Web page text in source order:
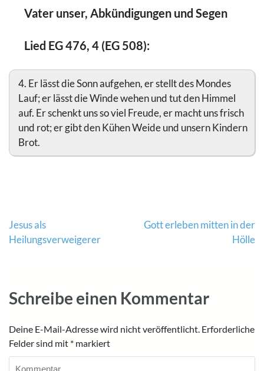
Vater unser, Abkündigungen und Segen
Lied EG 476, 4 (EG 508):
4. Er lässt die Sonn aufgehen, er stellt des Mondes
Lauf; er lässt die Winde wehen und tut den Himmel
auf. Er schenkt uns so viel Freude, er macht uns frisch
und rot; er gibt den Kühen Weide und unsern Kindern
Brot.
Beitragsnavigation
Jesus als
Heilungsverweigerer
Gott erleben mitten in der
Hölle
Schreibe einen Kommentar
Deine E-Mail-Adresse wird nicht veröffentlicht. Erforderliche
Felder sind mit * markiert